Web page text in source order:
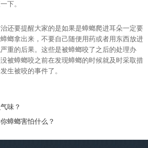
下。
还要提醒大家的是如果是蟑螂爬进耳朵一定要
螂拿出来，不要自己随便用药或者用东西放进
重的后果。这些是被蟑螂咬了之后的处理办
被蟑螂咬之前在发现蟑螂的时候就及时采取措
生被咬的事件了。
味？
蟑螂害怕什么？